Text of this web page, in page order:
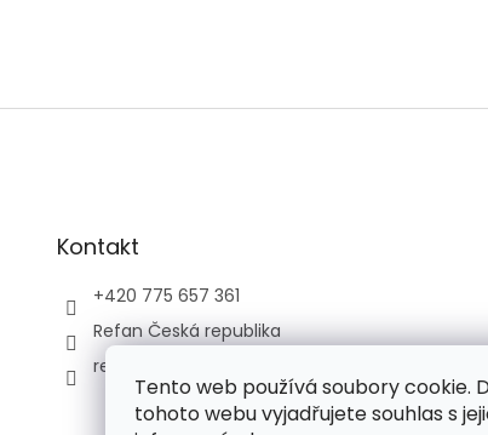
Tento web používá soubory cookie.
tohoto webu vyjadřujete souhlas s
Kontakt
+420 775 657 361
Refan Česká republika
refan_czech_republic